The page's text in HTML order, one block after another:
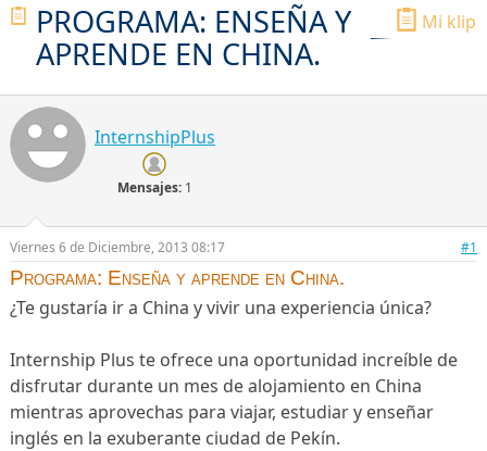
Mi klip
PROGRAMA: ENSEÑA Y
APRENDE EN CHINA.
InternshipPlus
Mensajes: 1
Viernes 6 de Diciembre, 2013 08:17 #1
Programa: Enseña y aprende en China.
¿Te gustaría ir a China y vivir una experiencia única?
Internship Plus te ofrece una oportunidad increíble de
disfrutar durante un mes de alojamiento en China
mientras aprovechas para viajar, estudiar y enseñar
inglés en la exuberante ciudad de Pekín.